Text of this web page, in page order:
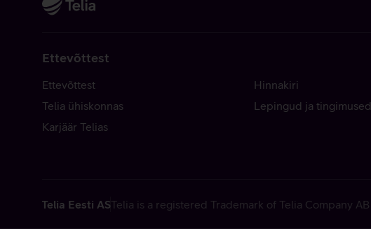
Ettevõttest
Ettevõttest
Telia ühiskonnas
Karjäär Telias
Hinnakiri
Lepingud ja tingimused
Telia Eesti ASTelia is a registered Trademark of Telia Company AB